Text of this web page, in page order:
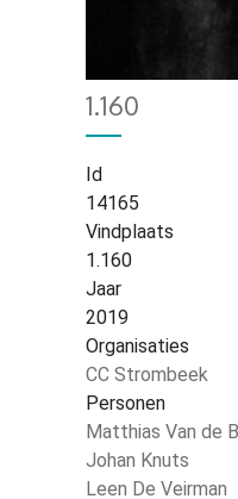
1.160
Id
14165
Vindplaats
1.160
Jaar
2019
Organisaties
CC Strombeek
Personen
Matthias Van de
Johan Knuts
Leen De Veirman